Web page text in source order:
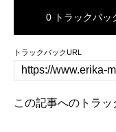
0 トラックバッ
トラックバックURL
この記事へのトラッ